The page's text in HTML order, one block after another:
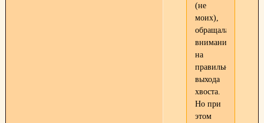
(не
моих),
обращала
внимание
на
правильность
выхода
хвоста.
Но при
этом